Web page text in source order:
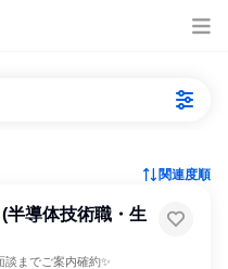
関連度順
導体技術職・生
談までご案内確約✨